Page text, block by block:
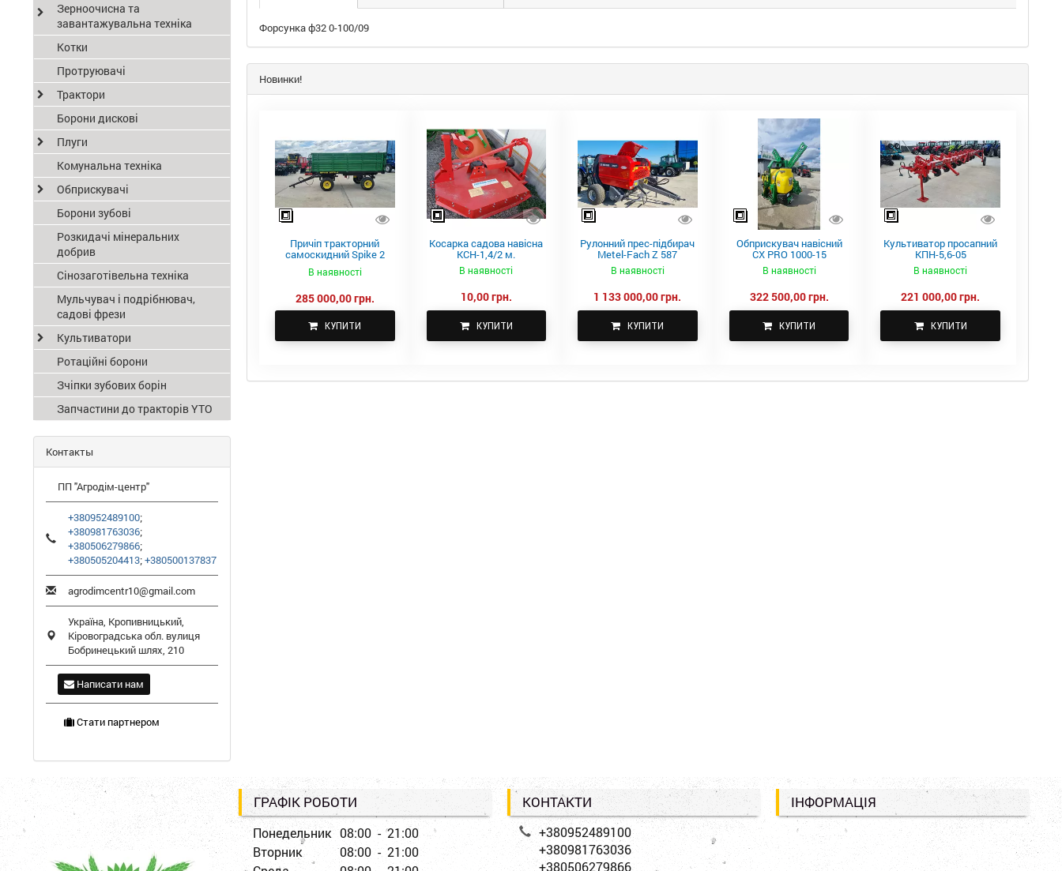
Форсунка ф32 0-100/09
Новинки!
Причіп тракторний
самоскидний Spike 2
В наявності
285 000,00 грн.
КУПИТИ
Косарка садова навісна
КСН-1,4/2 м.
В наявності
10,00 грн.
КУПИТИ
Рулонний прес-підбирач
Metel-Fach Z 587
В наявності
1 133 000,00 грн.
КУПИТИ
Обприскувач навісний
CX PRO 1000-15
В наявності
322 500,00 грн.
КУПИТИ
Культиватор просапний
КПН-5,6-05
В наявності
221 000,00 грн.
КУПИТИ
Зерноочисна та
завантажувальна техніка
Котки
Протруювачі
Трактори
Борони дискові
Плуги
Комунальна техніка
Обприскувачі
Борони зубові
Розкидачі мінеральних
добрив
Сінозаготівельна техніка
Мульчувач і подрібнювач,
садові фрези
Культиватори
Ротаційні борони
Зчіпки зубових борін
Запчастини до тракторів YTO
Контакты
ПП "Агродім-центр"
+380952489100;
+380981763036;
+380506279866;
+380505204413;+380500137837
agrodimcentr10@gmail.com
Україна, Кропивницький,
Кіровоградська обл. вулиця
Бобринецький шлях, 210
Написати нам
Стати партнером
ГРАФІК РОБОТИ
Понедельник 08:00 - 21:00
Вторник
08:00 - 21:00
КОНТАКТИ
+380952489100
+380981763036
+380506279866
ІНФОРМАЦІЯ